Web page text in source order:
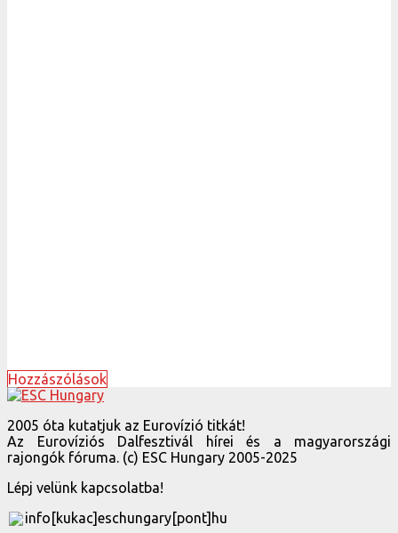
Hozzászólások
2005 óta kutatjuk az Eurovízió titkát!
Az Eurovíziós Dalfesztivál hírei és a magyarországi
rajongók fóruma. (c) ESC Hungary 2005-2025
Lépj velünk kapcsolatba!
info[kukac]eschungary[pont]hu